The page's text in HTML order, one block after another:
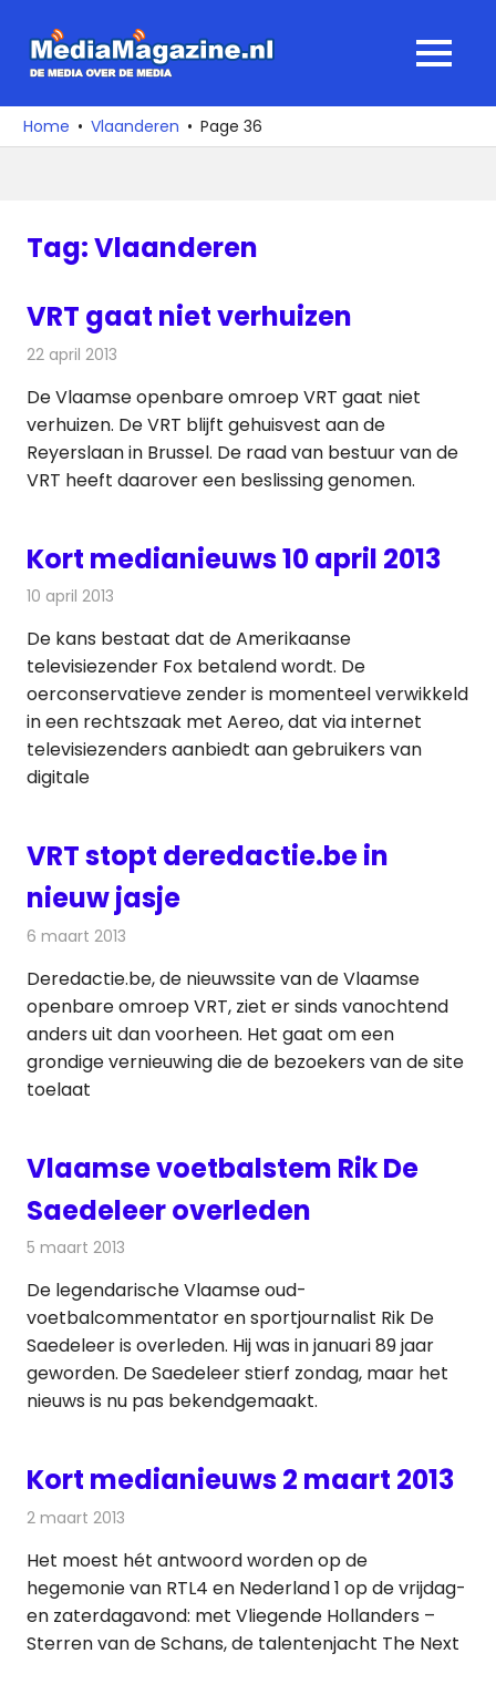
naar
media
over
MENU
Home Vlaanderen Page 36
Tag:Vlaanderen
VRT gaat niet verhuizen
22 april 2013
De Vlaamse openbare omroep VRT gaat niet
verhuizen. De VRT blijft gehuisvest aan de
Reyerslaan in Brussel. De raad van bestuur van de
VRT heeft daarover een beslissing genomen.
Kort medianieuws 10 april 2013
10 april 2013
De kans bestaat dat de Amerikaanse
televisiezender Fox betalend wordt. De
oerconservatieve zender is momenteel verwikkeld
in een rechtszaak met Aereo, dat via internet
televisiezenders aanbiedt aan gebruikers van
digitale
VRT stopt deredactie.be in
nieuw jasje
6 maart 2013
Deredactie.be, de nieuwssite van de Vlaamse
openbare omroep VRT, ziet er sinds vanochtend
anders uit dan voorheen. Het gaat om een
grondige vernieuwing die de bezoekers van de site
toelaat
Vlaamse voetbalstem Rik De
Saedeleer overleden
5 maart 2013
De legendarische Vlaamse oud-
voetbalcommentator en sportjournalist Rik De
Saedeleer is overleden. Hij was in januari 89 jaar
geworden. De Saedeleer stierf zondag, maar het
nieuws is nu pas bekendgemaakt.
Kort medianieuws 2 maart 2013
2 maart 2013
Het moest hét antwoord worden op de
hegemonie van RTL4 en Nederland 1 op de vrijdag-
en zaterdagavond: met Vliegende Hollanders –
Sterren van de Schans, de talentenjacht The Next